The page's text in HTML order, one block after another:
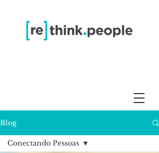
Blog
Conectando Pessoas